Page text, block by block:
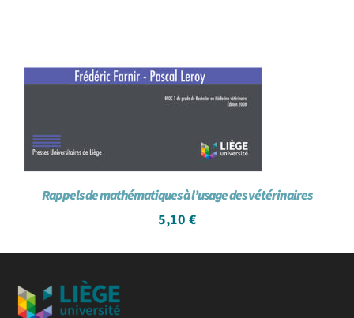
Rappels de mathématiques à l’usage des vétérinaires
5,10 €